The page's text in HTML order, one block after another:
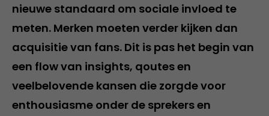
nieuwe standaard om sociale invloed te
meten. Merken moeten verder kijken dan
acquisitie van fans. Dit is pas het begin van
een flow van insights, qoutes en
veelbelovende kansen die zorgde voor
enthousiasme onder de sprekers en